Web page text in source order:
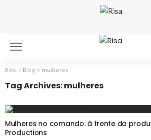
Risa > Blog > mulheres
Tag Archives: mulheres
Mulheres no comando: à frente da
Productions